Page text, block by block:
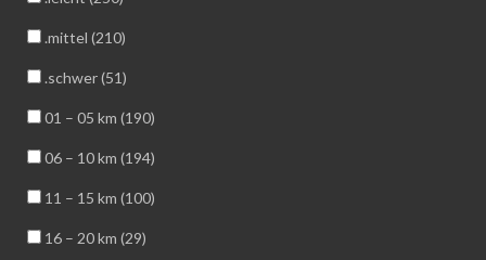
.mittel (210)
.schwer (51)
01 – 05 km (190)
06 – 10 km (194)
11 – 15 km (100)
16 – 20 km (29)